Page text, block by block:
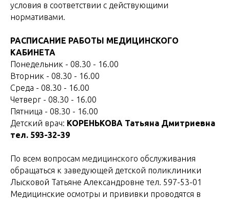
условия в соответствии с действующими
нормативами.
РАСПИСАНИЕ РАБОТЫ МЕДИЦИНСКОГО
КАБИНЕТА
Понедельник - 08.30 - 16.00
Вторник - 08.30 - 16.00
Среда - 08.30 - 16.00
Четверг - 08.30 - 16.00
Пятница - 08.30 - 16.00
Детский врач: КОРЕНЬКОВА Татьяна Дмитриевна
тел. 593-32-39
По всем вопросам медицинского обслуживания
обращаться к заведующей детской поликлиники
Лысковой Татьяне Александровне тел. 597-53-01
Медицинские осмотры и прививки проводятся в